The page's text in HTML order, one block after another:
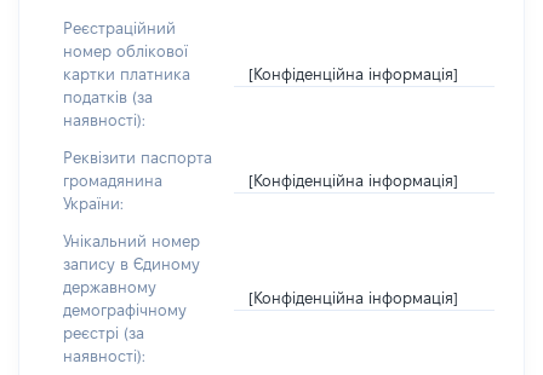
Реєстраційний
номер облікової
картки платника
податків (за
наявності):
[Конфіденційна інформація]
Реквізити паспорта
громадянина
України:
[Конфіденційна інформація]
Унікальний номер
запису в Єдиному
державному
демографічному
реєстрі (за
наявності):
[Конфіденційна інформація]